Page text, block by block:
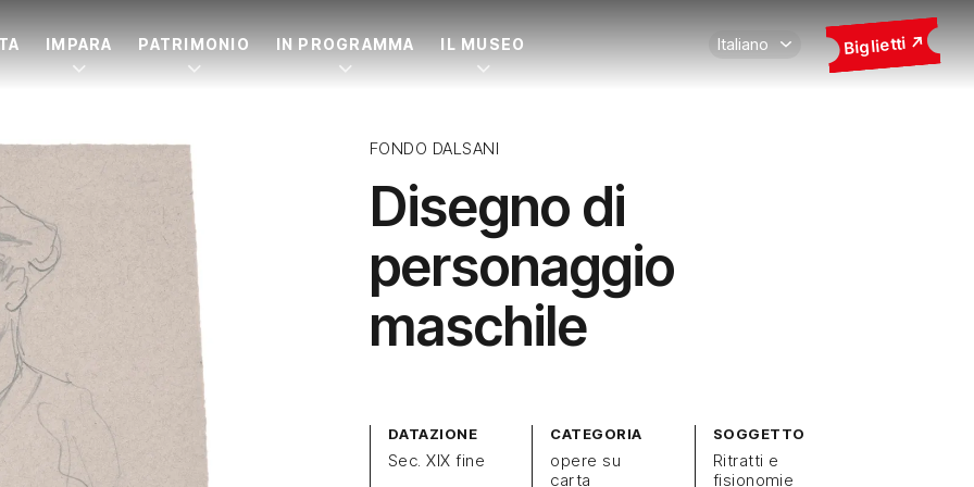
IMPARA PATRIMONIO IN PROGRAMMA IL MUSEO Biglietti
FONDO DALSANI
Disegno di
personaggio
maschile
DATAZIONE
Sec. XIX fine
CATEGORIA
opere su
carta
SOGGETTO
Ritratti e
fisionomie